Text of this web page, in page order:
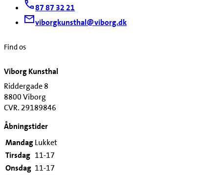
87 87 32 21
viborgkunsthal@viborg.dk
Find os
Viborg Kunsthal
Riddergade 8
8800 Viborg
CVR. 29189846
Åbningstider
MandagLukket
Tirsdag 11-17
Onsdag 11-17